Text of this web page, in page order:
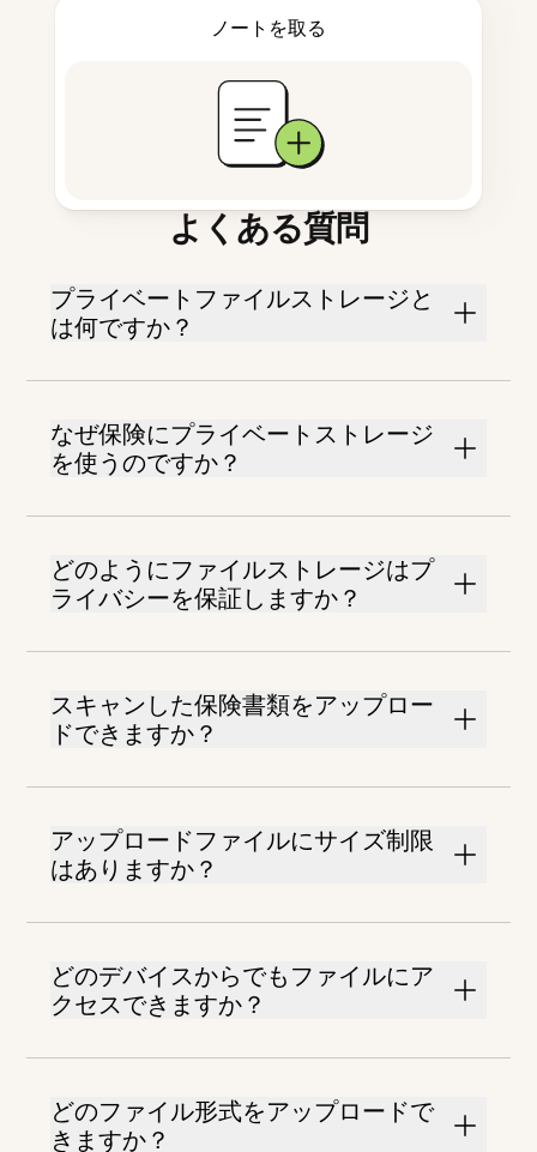
ノートを取る
よくある質問
プライベートファイルストレージと
は何ですか？
なぜ保険にプライベートストレージ
を使うのですか？
どのようにファイルストレージはプ
ライバシーを保証しますか？
スキャンした保険書類をアップロー
ドできますか？
アップロードファイルにサイズ制限
はありますか？
どのデバイスからでもファイルにア
クセスできますか？
どのファイル形式をアップロードで
きますか？